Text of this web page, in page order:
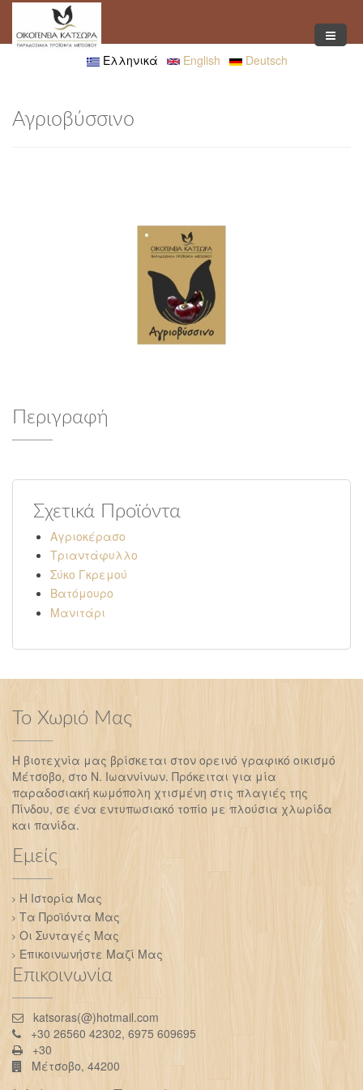
Παράκαμψη προς το κυρίως περιεχόμενο
Ελληνικά English Deutsch
Αγριοβύσσινο
Περιγραφή
Σχετικά Προϊόντα
Αγριοκέρασο
Τριαντάφυλλο
Σύκο Γκρεμού
Βατόμουρο
Μανιτάρι
Το Χωριό Μας
Η βιοτεχνία μας βρίσκεται στον ορεινό γραφικό οικισμό
Μέτσοβο, στο Ν. Ιωαννίνων. Πρόκειται για μία
παραδοσιακή κωμόπολη χτισμένη στις πλαγιές της
Πίνδου, σε ένα εντυπωσιακό τοπίο με πλούσια χλωρίδα
και πανίδα.
Εμείς
Η Ιστορία Μας
Τα Προϊόντα Μας
Οι Συνταγές Μας
Επικοινωνήστε Μαζί Μας
Επικοινωνία
katsoras(@)hotmail.com
+30 26560 42302, 6975 609695
+30
Μέτσοβο, 44200